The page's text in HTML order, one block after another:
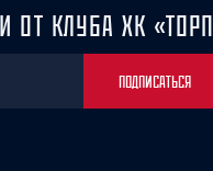
ОТ КЛУБА ХК
ПОДПИСАТЬСЯ